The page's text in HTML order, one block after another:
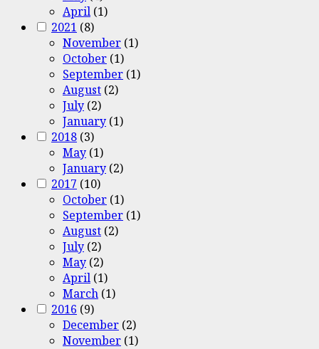
April (1)
2021 (8)
November (1)
October (1)
September (1)
August (2)
July (2)
January (1)
2018 (3)
May (1)
January (2)
2017 (10)
October (1)
September (1)
August (2)
July (2)
May (2)
April (1)
March (1)
2016 (9)
December (2)
November (1)